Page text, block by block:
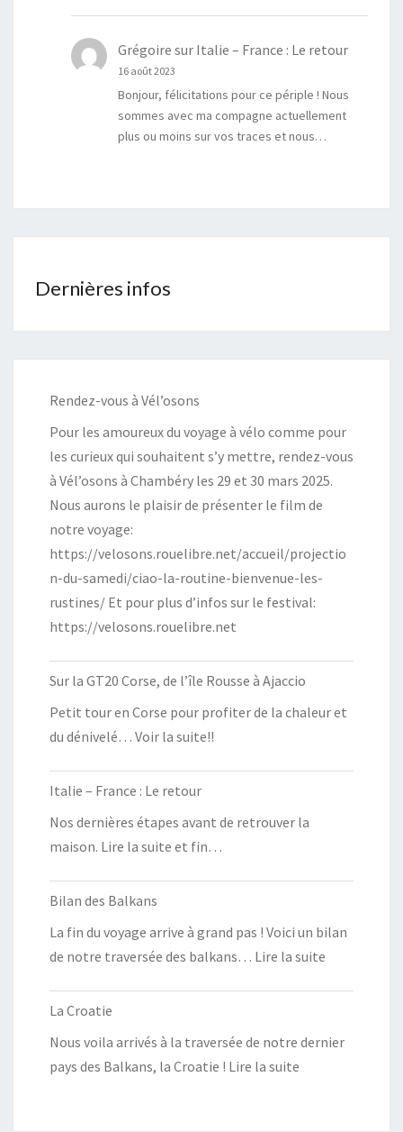
Grégoire sur Italie – France : Le retour
16 août 2023
Bonjour, félicitations pour ce périple ! Nous
sommes avec ma compagne actuellement
plus ou moins sur vos traces et nous…
Dernières infos
Rendez-vous à Vél’osons
Pour les amoureux du voyage à vélo comme pour
les curieux qui souhaitent s’y mettre, rendez-vous
à Vél’osons à Chambéry les 29 et 30 mars 2025.
Nous aurons le plaisir de présenter le film de
notre voyage:
https://velosons.rouelibre.net/accueil/projectio
n-du-samedi/ciao-la-routine-bienvenue-les-
rustines/ Et pour plus d’infos sur le festival:
https://velosons.rouelibre.net
Sur la GT20 Corse, de l’île Rousse à Ajaccio
Petit tour en Corse pour profiter de la chaleur et
du dénivelé… Voir la suite!!
Italie – France : Le retour
Nos dernières étapes avant de retrouver la
maison. Lire la suite et fin…
Bilan des Balkans
La fin du voyage arrive à grand pas ! Voici un bilan
de notre traversée des balkans… Lire la suite
La Croatie
Nous voila arrivés à la traversée de notre dernier
pays des Balkans, la Croatie ! Lire la suite